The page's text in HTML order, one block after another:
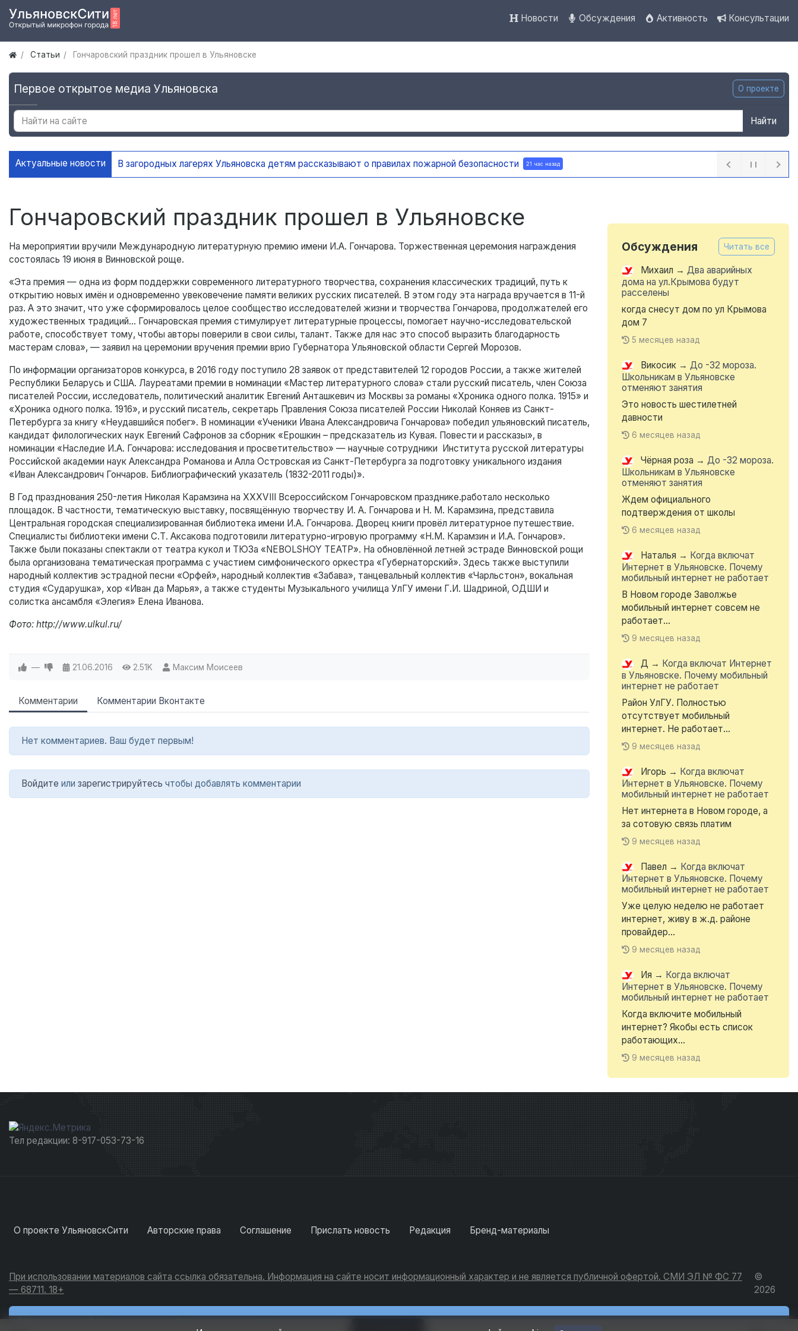
Новости Обсуждения Активность Консультации
Статьи Гончаровский праздник прошел в Ульяновске
Первое открытое медиа Ульяновска О проекте
Найти
Актуальные новости В Ульяновске открыли мемориальную доску в честь поэта и декабриста Рылеева
Гончаровский праздник прошел в Ульяновске
На мероприятии вручили Международную литературную премию имени И.А. Гончарова. Торжественная церемония награждения
состоялась 19 июня в Винновской роще.
«Эта премия — одна из форм поддержки современного литературного творчества, сохранения классических традиций, путь к
открытию новых имён и одновременно увековечение памяти великих русских писателей. В этом году эта награда вручается в 11-й
раз. А это значит, что уже сформировалось целое сообщество исследователей жизни и творчества Гончарова, продолжателей его
художественных традиций… Гончаровская премия стимулирует литературные процессы, помогает научно-исследовательской
работе, способствует тому, чтобы авторы поверили в свои силы, талант. Также для нас это способ выразить благодарность
мастерам слова», — заявил на церемонии вручения премии врио Губернатора Ульяновской области Сергей Морозов.
По информации организаторов конкурса, в 2016 году поступило 28 заявок от представителей 12 городов России, а также жителей
Республики Беларусь и США. Лауреатами премии в номинации «Мастер литературного слова» стали русский писатель, член Союза
писателей России, исследователь, политический аналитик Евгений Анташкевич из Москвы за романы «Хроника одного полка. 1915» и
«Хроника одного полка. 1916», и русский писатель, секретарь Правления Союза писателей России Николай Коняев из Санкт-
Петербурга за книгу «Неудавшийся побег». В номинации «Ученики Ивана Александровича Гончарова» победил ульяновский писатель,
кандидат филологических наук Евгений Сафронов за сборник «Ерошкин – предсказатель из Кувая. Повести и рассказы», в
номинации «Наследие И.А. Гончарова: исследования и просветительство» — научные сотрудники Института русской литературы
Российской академии наук Александра Романова и Алла Островская из Санкт-Петербурга за подготовку уникального издания
«Иван Александрович Гончаров. Библиографический указатель (1832-2011 годы)».
В Год празднования 250-летия Николая Карамзина на XXXVIII Всероссийском Гончаровском празднике.работало несколько
площадок. В частности, тематическую выставку, посвящённую творчеству И. А. Гончарова и Н. М. Карамзина, представила
Центральная городская специализированная библиотека имени И.А. Гончарова. Дворец книги провёл литературное путешествие.
Специалисты библиотеки имени С.Т. Аксакова подготовили литературно-игровую программу «Н.М. Карамзин и И.А. Гончаров».
Также были показаны спектакли от театра кукол и ТЮЗа «NEBOLSHOY ТЕАТР». На обновлённой летней эстраде Винновской рощи
была организована тематическая программа с участием симфонического оркестра «Губернаторский». Здесь также выступили
народный коллектив эстрадной песни «Орфей», народный коллектив «Забава», танцевальный коллектив «Чарльстон», вокальная
студия «Сударушка», хор «Иван да Марья», а также студенты Музыкального училища УлГУ имени Г.И. Шадриной, ОДШИ и
солистка ансамбля «Элегия» Елена Иванова.
Фото: http://www.ulkul.ru/
— 21.06.2016 2.51K Максим Моисеев
Комментарии Комментарии Вконтакте
Нет комментариев. Ваш будет первым!
Войдите или зарегистрируйтесь чтобы добавлять комментарии
Обсуждения Читать все
Михаил → Два аварийных
дома на ул.Крымова будут
расселены
когда снесут дом по ул Крымова
дом 7
5 месяцев назад
Викосик → До -32 мороза.
Школьникам в Ульяновске
отменяют занятия
Это новость шестилетней
давности
6 месяцев назад
Чёрная роза → До -32 мороза.
Школьникам в Ульяновске
отменяют занятия
Ждем официального
подтверждения от школы
6 месяцев назад
Наталья → Когда включат
Интернет в Ульяновске. Почему
мобильный интернет не работает
В Новом городе Заволжье
мобильный интернет совсем не
работает...
9 месяцев назад
Д → Когда включат Интернет
в Ульяновске. Почему мобильный
интернет не работает
Район УлГУ. Полностью
отсутствует мобильный
интернет. Не работает...
9 месяцев назад
Игорь → Когда включат
Интернет в Ульяновске. Почему
мобильный интернет не работает
Нет интернета в Новом городе, а
за сотовую связь платим
9 месяцев назад
Павел → Когда включат
Интернет в Ульяновске. Почему
мобильный интернет не работает
Уже целую неделю не работает
интернет, живу в ж.д. районе
провайдер...
9 месяцев назад
Ия → Когда включат
Интернет в Ульяновске. Почему
мобильный интернет не работает
Когда включите мобильный
интернет? Якобы есть список
работающих...
9 месяцев назад
Тел редакции: 8-917-053-73-16
О проекте УльяновскСити Авторские права Соглашение Прислать новость Редакция Бренд-материалы
При использовании материалов сайта ссылка обязательна. Информация на сайте носит информационный характер и не является публичной офертой. СМИ ЭЛ № ФС 77
— 68711. 18+
©
2026